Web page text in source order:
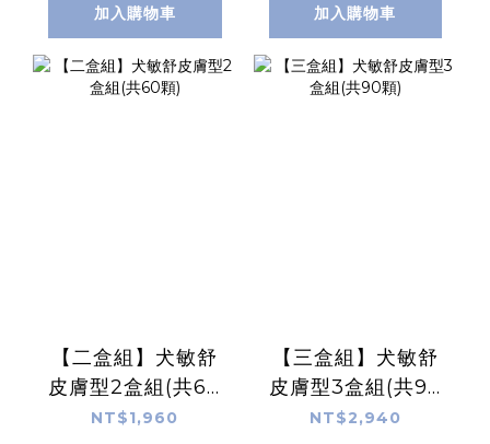
加入購物車 加入購物車
【二盒組】犬敏舒
皮膚型2盒組(共60
顆)
NT$1,960
【三盒組】犬敏舒
皮膚型3盒組(共90
顆)
NT$2,940